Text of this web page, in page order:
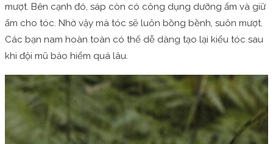
mượt. Bên cạnh đó, sáp còn có công dụng dưỡng ẩm và giữ
ẩm cho tóc. Nhờ vậy mà tóc sẽ luôn bồng bềnh, suôn mượt.
Các bạn nam hoàn toàn có thể dễ dàng tạo lại kiểu tóc sau
khi đội mũ bảo hiểm quá lâu.